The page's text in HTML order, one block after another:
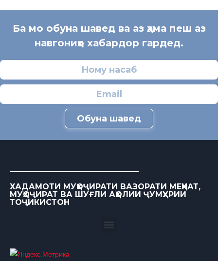
Ба мо обуна шавед ва аз ҳама пеш аз
навгониҳо хабардор гардед.
Обуна шавед
ХАДАМОТИ МУҲОҶИРАТИ ВАЗОРАТИ МЕҲНАТ,
МУҲОҶИРАТ ВА ШУҒЛИ АҲОЛИИ ҶУМҲУРИИ
ТОҶИКИСТОН